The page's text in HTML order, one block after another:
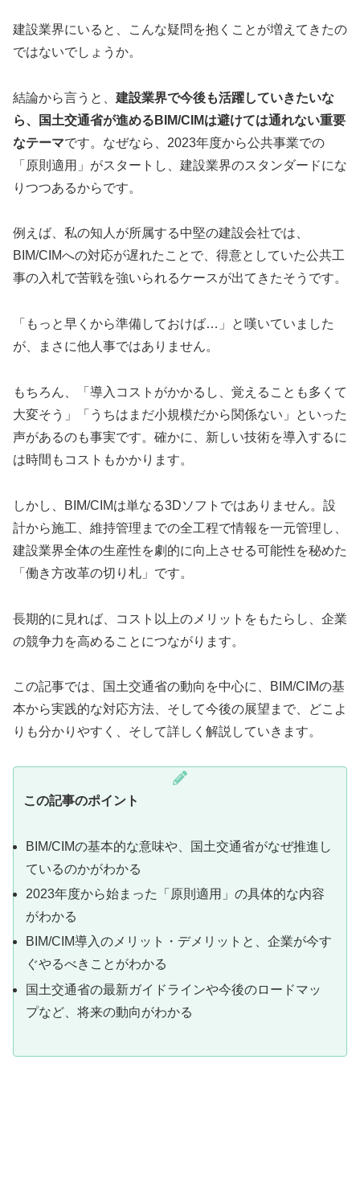
建設業界にいると、こんな疑問を抱くことが増えてきたの
ではないでしょうか。
結論から言うと、 建設業界で今後も活躍していきたいな
ら、国土交通省が進めるBIM/CIMは避けては通れない重要
なテーマです。なぜなら、2023年度から公共事業での
「原則適用」がスタートし、建設業界のスタンダードにな
りつつあるからです。
例えば、私の知人が所属する中堅の建設会社では、
BIM/CIMへの対応が遅れたことで、得意としていた公共工
事の入札で苦戦を強いられるケースが出てきたそうです。
「もっと早くから準備しておけば…」と嘆いていました
が、まさに他人事ではありません。
もちろん、「導入コストがかかるし、覚えることも多くて
大変そう」「うちはまだ小規模だから関係ない」といった
声があるのも事実です。確かに、新しい技術を導入するに
は時間もコストもかかります。
しかし、BIM/CIMは単なる3Dソフトではありません。設
計から施工、維持管理までの全工程で情報を一元管理し、
建設業界全体の生産性を劇的に向上させる可能性を秘めた
「働き方改革の切り札」です。
長期的に見れば、コスト以上のメリットをもたらし、企業
の競争力を高めることにつながります。
この記事では、国土交通省の動向を中心に、BIM/CIMの基
本から実践的な対応方法、そして今後の展望まで、どこよ
りも分かりやすく、そして詳しく解説していきます。
この記事のポイント
BIM/CIMの基本的な意味や、国土交通省がなぜ推進し
ているのかがわかる
2023年度から始まった「原則適用」の具体的な内容
がわかる
BIM/CIM導入のメリット・デメリットと、企業が今す
ぐやるべきことがわかる
国土交通省の最新ガイドラインや今後のロードマッ
プなど、将来の動向がわかる